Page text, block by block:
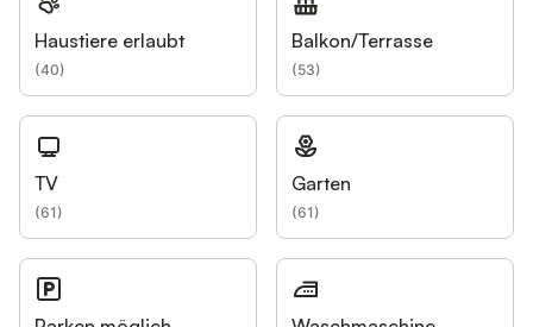
Haustiere erlaubt
(40)
Balkon/Terrasse
(53)
TV
(61)
Garten
(61)